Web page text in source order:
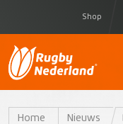
Shop
Home Nieuws